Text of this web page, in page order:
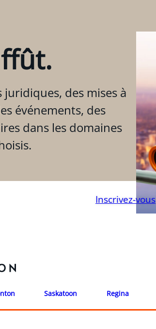
des mises à
événements, des
dans les domaines
Inscrivez-vous
Saskatoon Regina